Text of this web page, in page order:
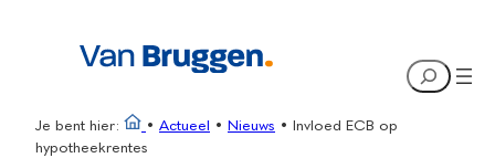
Search
Je bent hier: • Actueel • Nieuws •
Invloed ECB op
hypotheekrentes